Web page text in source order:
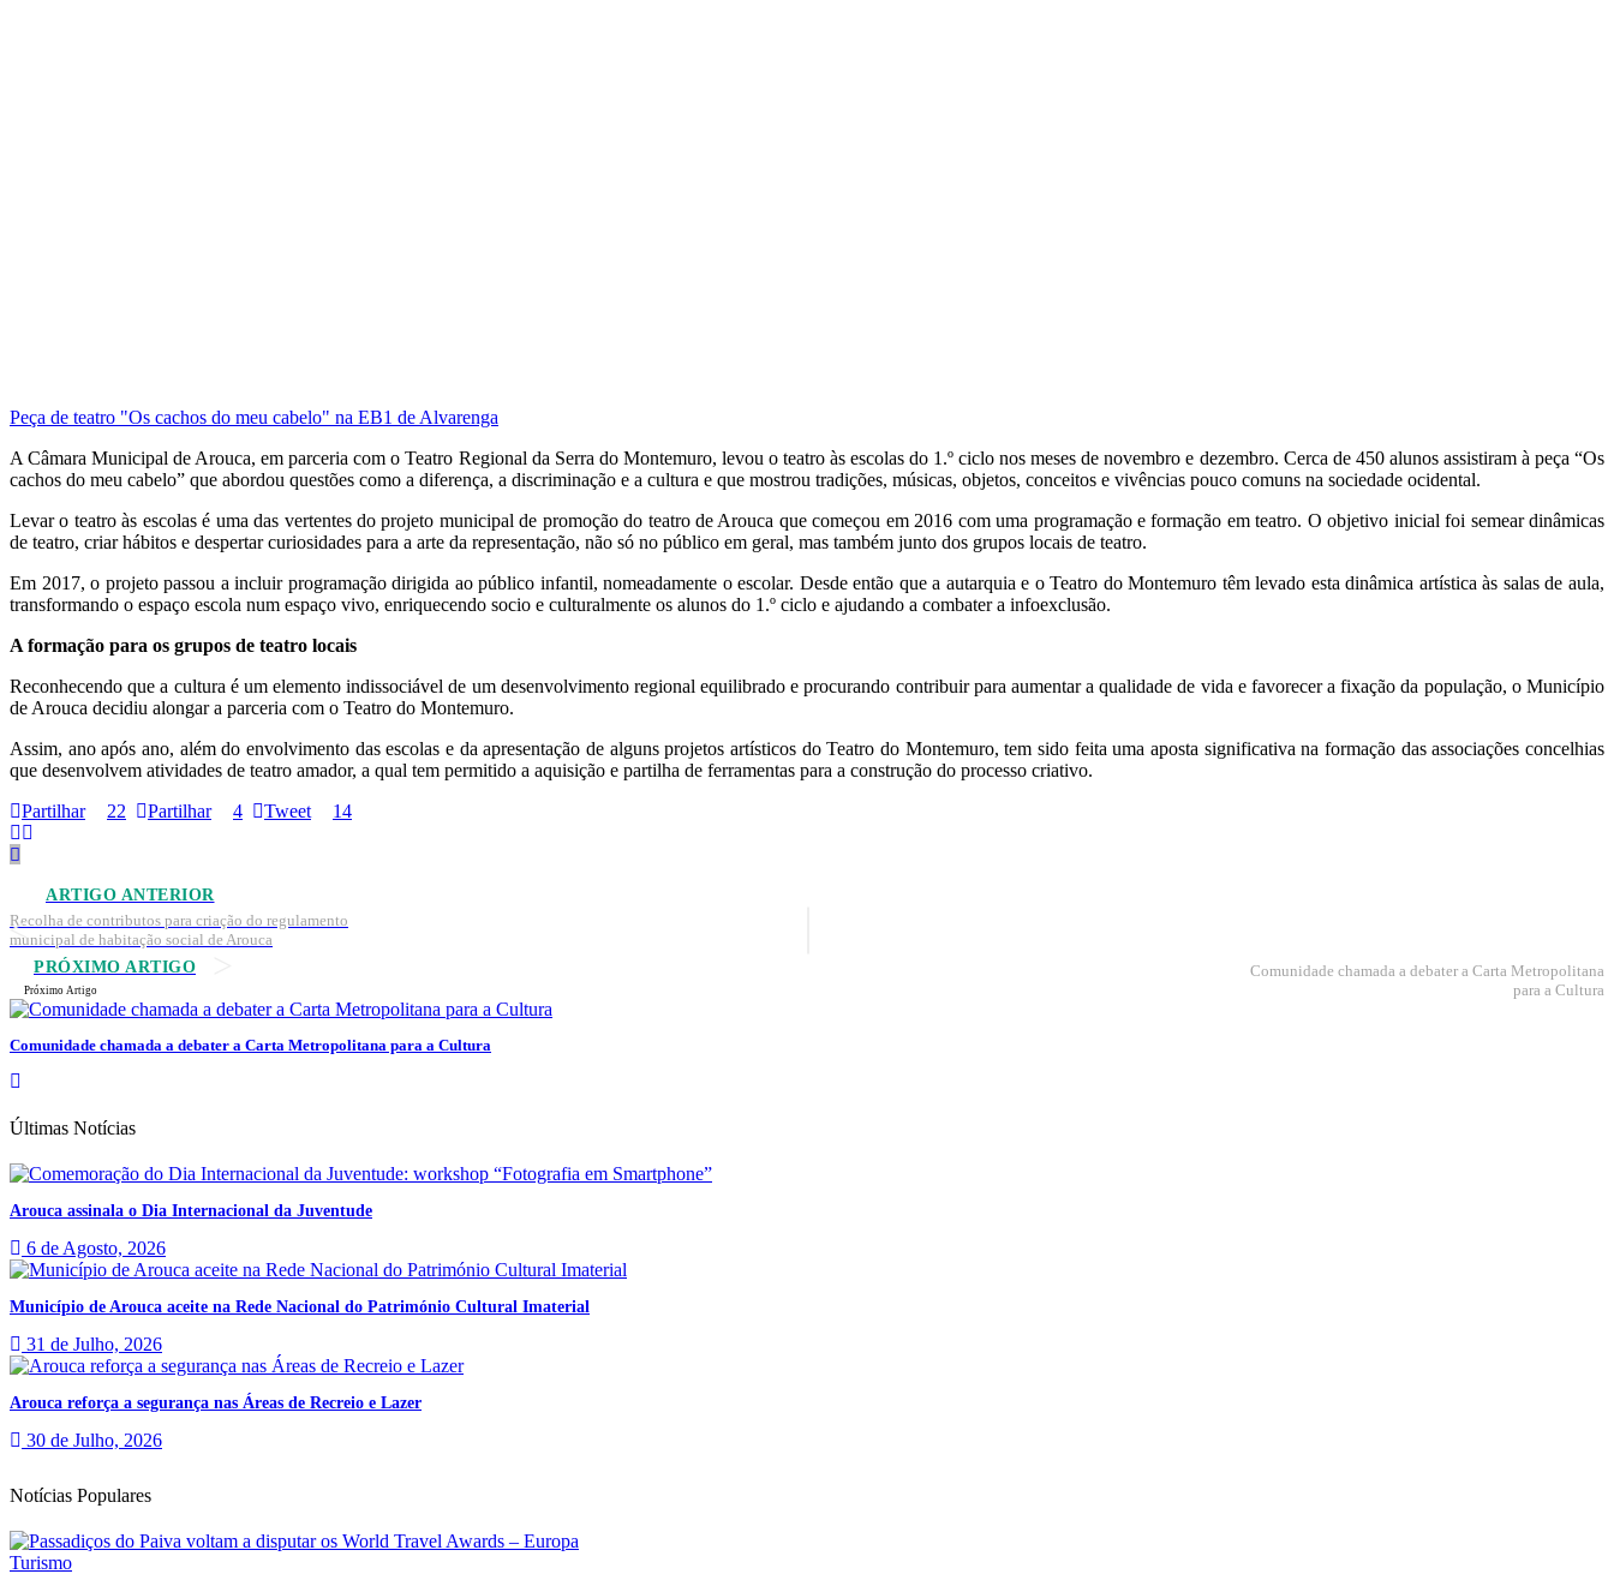
Peça de teatro "Os cachos do meu cabelo" na EB1 de Alvarenga
A Câmara Municipal de Arouca, em parceria com o Teatro Regional da Serra do Montemuro, levou o teatro às escolas do 1.º ciclo nos meses de novembro e dezembro. Cerca de 450 alunos assistiram à peça “Os
cachos do meu cabelo” que abordou questões como a diferença, a discriminação e a cultura e que mostrou tradições, músicas, objetos, conceitos e vivências pouco comuns na sociedade ocidental.
Levar o teatro às escolas é uma das vertentes do projeto municipal de promoção do teatro de Arouca que começou em 2016 com uma programação e formação em teatro. O objetivo inicial foi semear dinâmicas
de teatro, criar hábitos e despertar curiosidades para a arte da representação, não só no público em geral, mas também junto dos grupos locais de teatro.
Em 2017, o projeto passou a incluir programação dirigida ao público infantil, nomeadamente o escolar. Desde então que a autarquia e o Teatro do Montemuro têm levado esta dinâmica artística às salas de aula,
transformando o espaço escola num espaço vivo, enriquecendo socio e culturalmente os alunos do 1.º ciclo e ajudando a combater a infoexclusão.
A formação para os grupos de teatro locais
Reconhecendo que a cultura é um elemento indissociável de um desenvolvimento regional equilibrado e procurando contribuir para aumentar a qualidade de vida e favorecer a fixação da população, o Município
de Arouca decidiu alongar a parceria com o Teatro do Montemuro.
Assim, ano após ano, além do envolvimento das escolas e da apresentação de alguns projetos artísticos do Teatro do Montemuro, tem sido feita uma aposta significativa na formação das associações concelhias
que desenvolvem atividades de teatro amador, a qual tem permitido a aquisição e partilha de ferramentas para a construção do processo criativo.
Partilhar
22 Partilhar 4 Tweet 14
ARTIGO ANTERIOR
Recolha de contributos para criação do regulamento
municipal de habitação social de Arouca
PRÓXIMO ARTIGO
Comunidade chamada a debater a Carta Metropolitana
para a Cultura
Próximo Artigo
Comunidade chamada a debater a Carta Metropolitana para a Cultura
Últimas Notícias
Arouca assinala o Dia Internacional da Juventude
6 de Agosto, 2026
Município de Arouca aceite na Rede Nacional do Património Cultural Imaterial
31 de Julho, 2026
Arouca reforça a segurança nas Áreas de Recreio e Lazer
30 de Julho, 2026
Notícias Populares
Turismo